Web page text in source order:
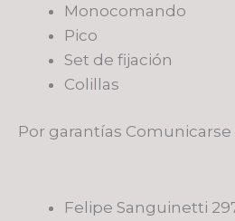
Monocomando
Pico
Set de fijación
Colillas
Por garantías Comunicarse
Felipe Sanguinetti